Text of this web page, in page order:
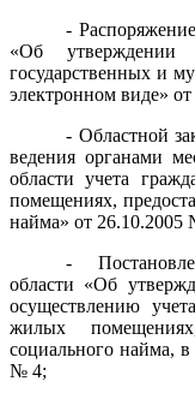
-
«Об утверждении
государственных и
электронном виде»
- Областной
ведения органами
области учета
помещениях,
найма» от
-
области «Об
осуществлению
жилых
социального найма,
№ 4;